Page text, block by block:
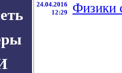
24.04.2016
12:29
Физики